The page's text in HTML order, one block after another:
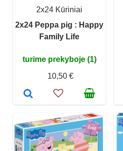
2x24 Kūriniai
2x24 Peppa pig : Happy
Family Life
turime prekyboje (1)
10,50 €